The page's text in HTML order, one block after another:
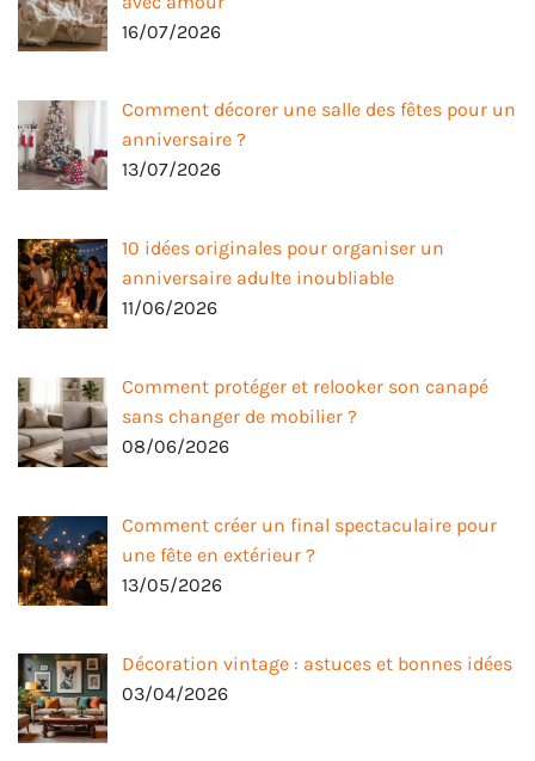
16/07/2026
Comment décorer une salle des fêtes pour un
anniversaire ?
13/07/2026
10 idées originales pour organiser un
anniversaire adulte inoubliable
11/06/2026
Comment protéger et relooker son canapé
sans changer de mobilier ?
08/06/2026
Comment créer un final spectaculaire pour
une fête en extérieur ?
13/05/2026
Décoration vintage : astuces et bonnes idées
03/04/2026